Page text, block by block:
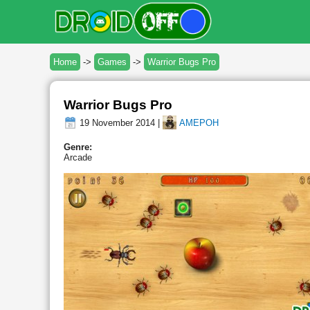
Home -> Games -> Warrior Bugs Pro
Warrior Bugs Pro
19 November 2014 | AMEPOH
Genre:
Arcade